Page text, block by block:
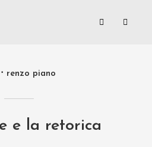
renzo piano
e la retorica